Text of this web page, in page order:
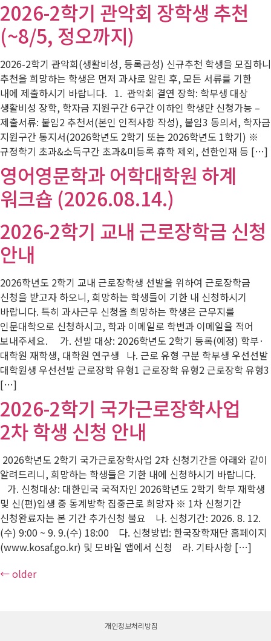
2026-2학기 관악회 장학생 추천
(~8/5, 정오까지)
2026-2학기 관악회(생활비성, 등록금성) 신규추천 학생을 모집하니
추천을 희망하는 학생은 먼저 과사로 알린 후, 모든 서류를 기한
내에 제출하시기 바랍니다. 1. 관악회 결연 장학: 학부생 대상
생활비성 장학, 학자금 지원구간 6구간 이하인 학생만 신청가능 –
제출서류: 붙임2 추천서(본인 인적사항 작성), 붙임3 동의서, 학자금
지원구간 통지서(2026학년도 2학기 또는 2026학년도 1학기) ※
규정학기 초과&소득구간 초과&미등록 휴학 제외, 선한인재 등 […]
영어영문학과 어학대학원 하계
워크숍 (2026.08.14.)
2026-2학기 교내 근로장학금 신청
안내
2026학년도 2학기 교내 근로장학생 선발을 위하여 근로장학금
신청을 받고자 하오니, 희망하는 학생들이 기한 내 신청하시기
바랍니다. 특히 과사근무 신청을 희망하는 학생은 근무지를
인문대학으로 신청하시고, 학과 이메일로 학번과 이메일을 적어
보내주세요. 가. 선발 대상: 2026학년도 2학기 등록(예정) 학부·
대학원 재학생, 대학원 연구생 나. 근로 유형 구분 학부생 우선선발
대학원생 우선선발 근로장학 유형1 근로장학 유형2 근로장학 유형3
[…]
2026-2학기 국가근로장학사업
2차 학생 신청 안내
2026학년도 2학기 국가근로장학사업 2차 신청기간을 아래와 같이
알려드리니, 희망하는 학생들은 기한 내에 신청하시기 바랍니다.
가. 신청대상: 대한민국 국적자인 2026학년도 2학기 학부 재학생
및 신(편)입생 중 동계방학 집중근로 희망자 ※ 1차 신청기간
신청완료자는 본 기간 추가신청 불요 나. 신청기간: 2026. 8. 12.
(수) 9:00 ~ 9. 9.(수) 18:00 다. 신청방법: 한국장학재단 홈페이지
(www.kosaf.go.kr) 및 모바일 앱에서 신청 라. 기타사항 […]
←older
개인정보처리방침